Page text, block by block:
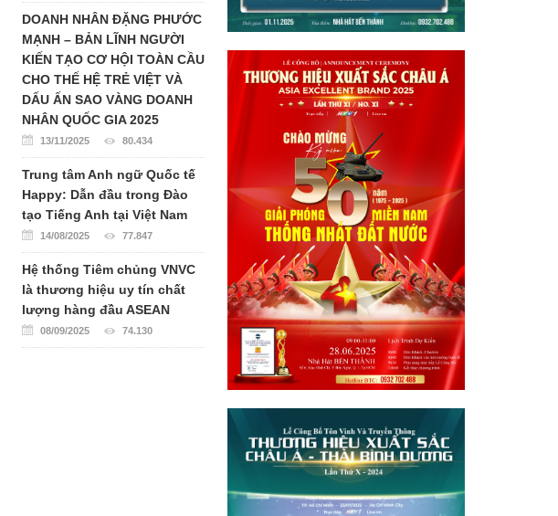
DOANH NHÂN ĐẶNG PHƯỚC
MẠNH – BẢN LĨNH NGƯỜI
KIẾN TẠO CƠ HỘI TOÀN CẦU
CHO THẾ HỆ TRẺ VIỆT VÀ
DẤU ẤN SAO VÀNG DOANH
NHÂN QUỐC GIA 2025
13/11/2025 80.434
Trung tâm Anh ngữ Quốc tế
Happy: Dẫn đầu trong Đào
tạo Tiếng Anh tại Việt Nam
14/08/2025 77.847
Hệ thống Tiêm chủng VNVC
là thương hiệu uy tín chất
lượng hàng đầu ASEAN
08/09/2025 74.130